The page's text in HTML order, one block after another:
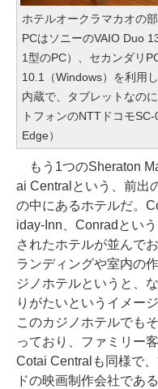
ホテルオークラマカオの
PCはソニーのVAIO Duo
1型のPC）、セカンダリ
10.1（Windows）を利用
内蔵で、タブレットなの
トフォンのNTTドコモ
Edge）
もう1つのSheraton
ai Centralという、前出
の中にあるホテルだ。
iday-Inn、Conradとい
されたホテルが並んで
ランディングや室内の
ジノホテルというと、
りがたいというイメー
このカジノホテルでも
っており、ファミリー
Cotai Centralも同様で
ドの映画制作会社であ